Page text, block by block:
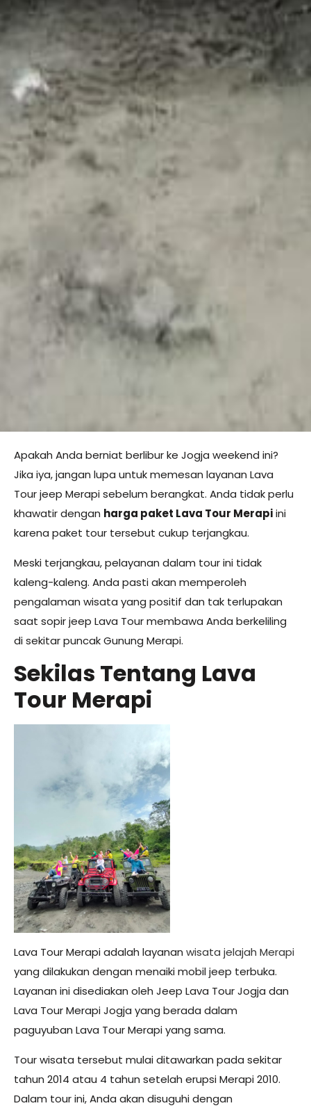
Apakah Anda berniat berlibur ke Jogja weekend ini?
Jika iya, jangan lupa untuk memesan layanan Lava
Tour jeep Merapi sebelum berangkat. Anda tidak perlu
khawatir dengan harga paket Lava Tour Merapiini
karena paket tour tersebut cukup terjangkau.
Meski terjangkau, pelayanan dalam tour ini tidak
kaleng-kaleng. Anda pasti akan memperoleh
pengalaman wisata yang positif dan tak terlupakan
saat sopir jeep Lava Tour membawa Anda berkeliling
di sekitar puncak Gunung Merapi.
Sekilas Tentang Lava
Tour Merapi
Lava Tour Merapi adalah layanan wisata jelajah Merapi
yang dilakukan dengan menaiki mobil jeep terbuka.
Layanan ini disediakan oleh Jeep Lava Tour Jogja dan
Lava Tour Merapi Jogja yang berada dalam
paguyuban Lava Tour Merapi yang sama.
Tour wisata tersebut mulai ditawarkan pada sekitar
tahun 2014 atau 4 tahun setelah erupsi Merapi 2010.
Dalam tour ini, Anda akan disuguhi dengan